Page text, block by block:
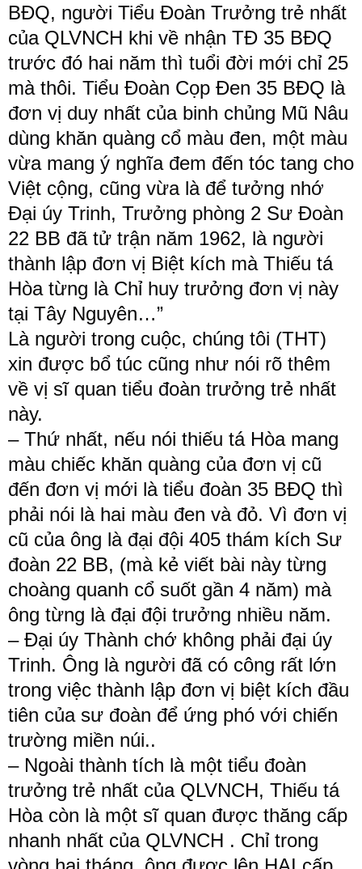
BĐQ, người Tiểu Đoàn Trưởng trẻ nhất
của QLVNCH khi về nhận TĐ 35 BĐQ
trước đó hai năm thì tuổi đời mới chỉ 25
mà thôi. Tiểu Đoàn Cọp Đen 35 BĐQ là
đơn vị duy nhất của binh chủng Mũ Nâu
dùng khăn quàng cổ màu đen, một màu
vừa mang ý nghĩa đem đến tóc tang cho
Việt cộng, cũng vừa là để tưởng nhớ
Đại úy Trinh, Trưởng phòng 2 Sư Đoàn
22 BB đã tử trận năm 1962, là người
thành lập đơn vị Biệt kích mà Thiếu tá
Hòa từng là Chỉ huy trưởng đơn vị này
tại Tây Nguyên…”
Là người trong cuộc, chúng tôi (THT)
xin được bổ túc cũng như nói rõ thêm
về vị sĩ quan tiểu đoàn trưởng trẻ nhất
này.
– Thứ nhất, nếu nói thiếu tá Hòa mang
màu chiếc khăn quàng của đơn vị cũ
đến đơn vị mới là tiểu đoàn 35 BĐQ thì
phải nói là hai màu đen và đỏ. Vì đơn vị
cũ của ông là đại đội 405 thám kích Sư
đoàn 22 BB, (mà kẻ viết bài này từng
choàng quanh cổ suốt gần 4 năm) mà
ông từng là đại đội trưởng nhiều năm.
– Đại úy Thành chớ không phải đại úy
Trinh. Ông là người đã có công rất lớn
trong việc thành lập đơn vị biệt kích đầu
tiên của sư đoàn để ứng phó với chiến
trường miền núi..
– Ngoài thành tích là một tiểu đoàn
trưởng trẻ nhất của QLVNCH, Thiếu tá
Hòa còn là một sĩ quan được thăng cấp
nhanh nhất của QLVNCH . Chỉ trong